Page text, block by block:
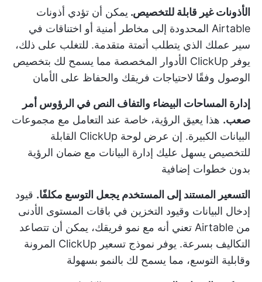
الأذونات غير قابلة للتخصيص. يمكن أن تؤدي أذونات
Airtable المحدودة إلى مخاطر أمنية أو اختناقات في
سير عملك الذي يتطلب أتمتة متقدمة. للتغلب على ذلك،
يوفر ClickUp
الأدوار المخصصة مما يسمح لك بتخصيص
الوصول وفقًا لاحتياجات فريقك والحفاظ على الأمان
إدارة المساحات البيضاء والتفاف النص في الرؤوس أمر
صعب. هذا يعيق الرؤية، خاصة عند التعامل مع مجموعات
البيانات الكبيرة. إن
عرض لوحة ClickUp القابلة
للتخصيص يسهل عليك إدارة البيانات مع ضمان الرؤية
بدون خطوات إضافية
التسعير المستند إلى المستخدم يجعل التوسع مكلفًا. قيود
إدخال البيانات وقيود التخزين في باقات المستوى الأدنى
من Airtable تعني أنه مع نمو فريقك، يمكن أن تتصاعد
التكاليف بسرعة. يوفر نموذج تسعير ClickUp المرونة
وقابلية التوسع، مما يسمح لك بالنمو بسهولة